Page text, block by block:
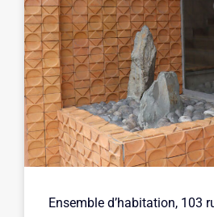
Ensemble d’habitation, 103